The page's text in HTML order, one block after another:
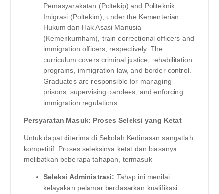
Pemasyarakatan (Poltekip) and Politeknik
Imigrasi (Poltekim), under the Kementerian
Hukum dan Hak Asasi Manusia
(Kemenkumham), train correctional officers and
immigration officers, respectively. The
curriculum covers criminal justice, rehabilitation
programs, immigration law, and border control.
Graduates are responsible for managing
prisons, supervising parolees, and enforcing
immigration regulations.
Persyaratan Masuk: Proses Seleksi yang Ketat
Untuk dapat diterima di Sekolah Kedinasan sangatlah
kompetitif. Proses seleksinya ketat dan biasanya
melibatkan beberapa tahapan, termasuk:
Seleksi Administrasi: Tahap ini menilai
kelayakan pelamar berdasarkan kualifikasi